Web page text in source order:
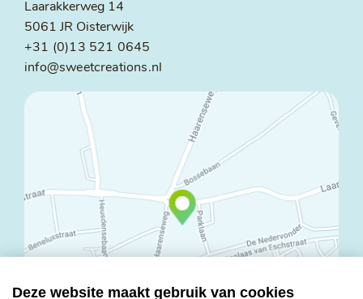
Deze website maakt gebruik van cookies
Laarakkerweg 14
5061 JR Oisterwijk
+31 (0)13 521 0645
info@sweetcreations.nl